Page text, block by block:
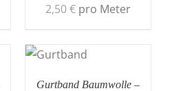
2,50€ pro Meter
Gurtband Baumwolle –